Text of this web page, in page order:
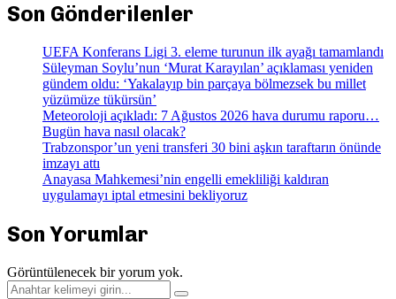
Son Gönderilenler
UEFA Konferans Ligi 3. eleme turunun ilk ayağı tamamlandı
Süleyman Soylu’nun ‘Murat Karayılan’ açıklaması yeniden
gündem oldu: ‘Yakalayıp bin parçaya bölmezsek bu millet
yüzümüze tükürsün’
Meteoroloji açıkladı: 7 Ağustos 2026 hava durumu raporu…
Bugün hava nasıl olacak?
Trabzonspor’un yeni transferi 30 bini aşkın taraftarın önünde
imzayı attı
Anayasa Mahkemesi’nin engelli emekliliği kaldıran
uygulamayı iptal etmesini bekliyoruz
Son Yorumlar
Görüntülenecek bir yorum yok.
Search